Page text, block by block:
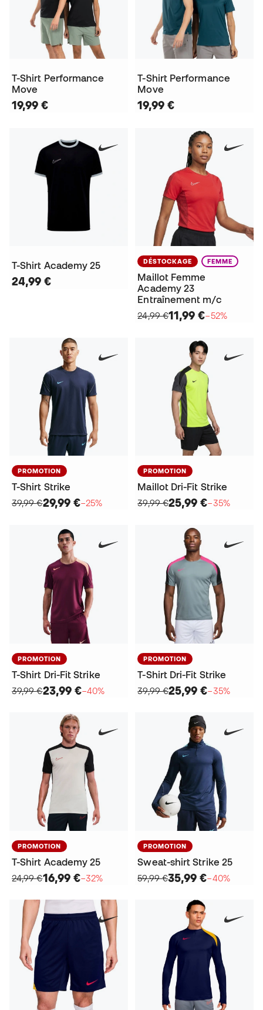
T-Shirt Performance
Move
19,99 €
T-Shirt Performance
Move
19,99 €
T-Shirt Academy 25
24,99 €
DÉSTOCKAGE FEMME
Maillot Femme
Academy 23
Entraînement m/c
24,99 €11,99 €−52%
PROMOTION
T-Shirt Strike
39,99 €29,99 €−25%
PROMOTION
Maillot Dri-Fit Strike
39,99 €25,99 €−35%
PROMOTION
T-Shirt Dri-Fit Strike
39,99 €23,99 €−40%
PROMOTION
T-Shirt Dri-Fit Strike
39,99 €25,99 €−35%
PROMOTION
T-Shirt Academy 25
24,99 €16,99 €−32%
PROMOTION
Sweat-shirt Strike 25
59,99 €35,99 €−40%